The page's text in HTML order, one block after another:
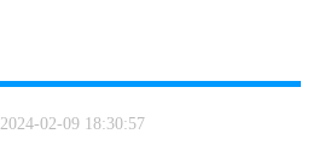
2024-02-09 18:30:57